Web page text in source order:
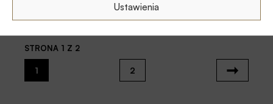
Ustawienia
wykorzystaniem tęczówki oka, cech twarzy czy głosu,
logowanie do aplikacji za pomocą odcisku palca to tylko
metody dla tradycyjnego hasła dostępu. Testuje się
rozwiązania typu „bio stanowisk”, które umożliwiają
weryfikację tożsamości osób z wykorzystaniem ich cech
osobniczych, m.in. skan naczyń krwionośnych dłoni. Czy
STRONA 1 Z 2
1 2